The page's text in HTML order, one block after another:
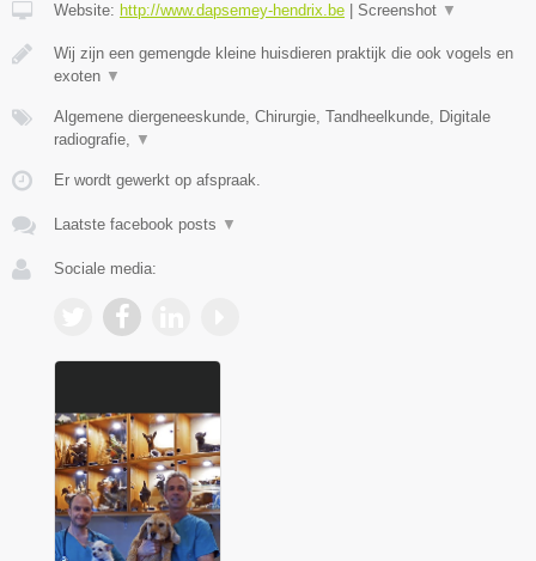
Website: http://www.dapsemey-hendrix.be Screenshot ▼
Wij zijn een gemengde kleine huisdieren praktijk die ook vogels en
exoten ▼
Algemene diergeneeskunde, Chirurgie, Tandheelkunde, Digitale
radiografie, ▼
Er wordt gewerkt op afspraak.
Laatste facebook posts ▼
Sociale media: